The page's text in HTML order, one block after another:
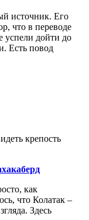
источник. Его
что в переводе
успели дойти до
Есть повод
крепость
как
что Колатак –
Здесь